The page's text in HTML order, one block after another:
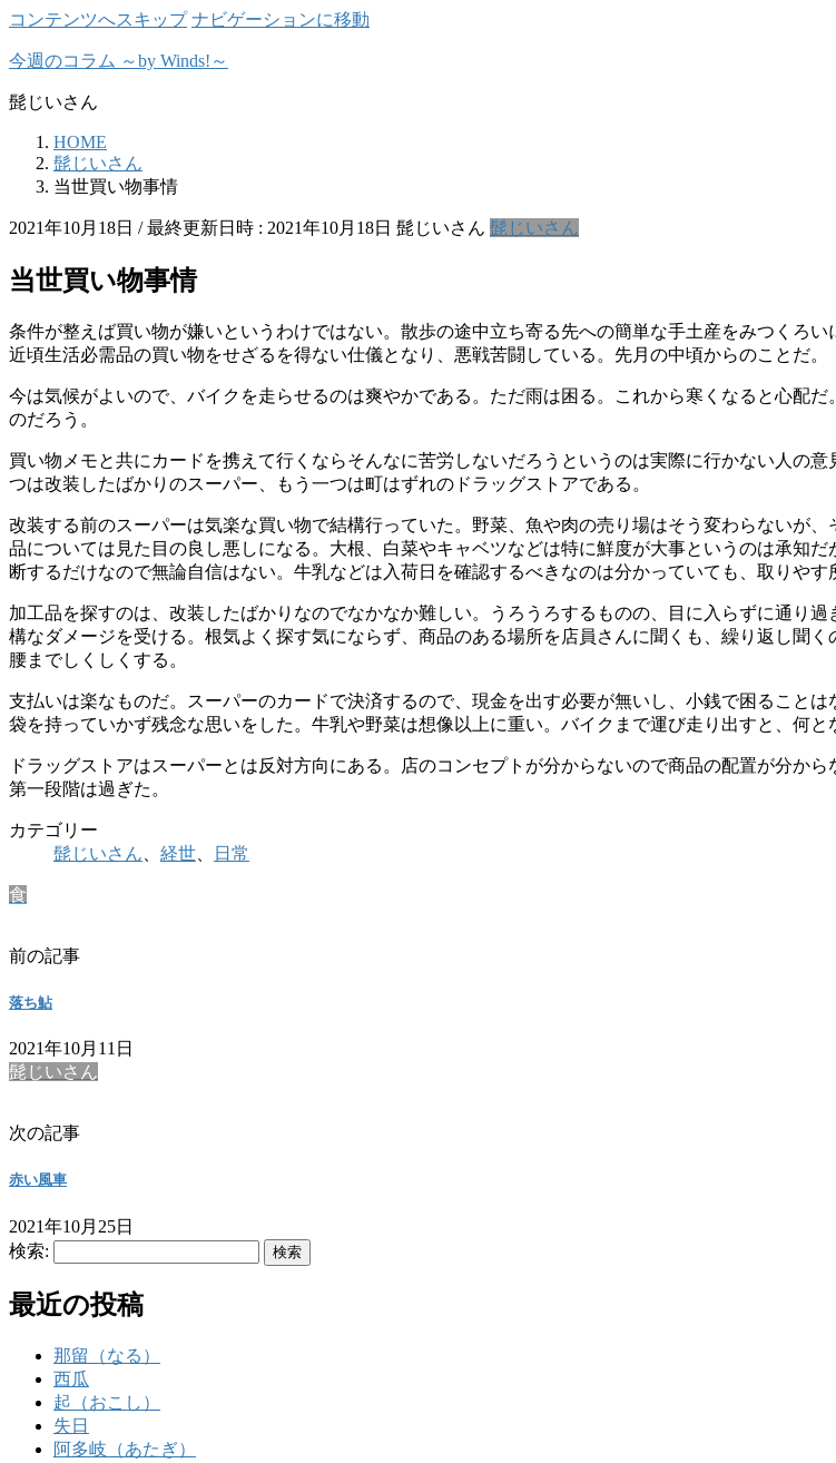
コンテンツへスキップ ナビゲーションに移動
今週のコラム ～by Winds!～
髭じいさん
HOME
髭じいさん
当世買い物事情
2021年10月18日 / 最終更新日時 : 2021年10月18日 髭じいさん 髭じいさん
当世買い物事情
条件が整えば買い物が嫌いというわけではない。散歩の途中立ち寄る先への簡単な手土産をみつくろ
近頃生活必需品の買い物をせざるを得ない仕儀となり、悪戦苦闘している。先月の中頃からのことだ。
今は気候がよいので、バイクを走らせるのは爽やかである。ただ雨は困る。これから寒くなると心配
のだろう。
買い物メモと共にカードを携えて行くならそんなに苦労しないだろうというのは実際に行かない人の
つは改装したばかりのスーパー、もう一つは町はずれのドラッグストアである。
改装する前のスーパーは気楽な買い物で結構行っていた。野菜、魚や肉の売り場はそう変わらないが
品については見た目の良し悪しになる。大根、白菜やキャベツなどは特に鮮度が大事というのは承知
断するだけなので無論自信はない。牛乳などは入荷日を確認するべきなのは分かっていても、取りやす
加工品を探すのは、改装したばかりなのでなかなか難しい。うろうろするものの、目に入らずに通り
構なダメージを受ける。根気よく探す気にならず、商品のある場所を店員さんに聞くも、繰り返し聞
腰までしくしくする。
支払いは楽なものだ。スーパーのカードで決済するので、現金を出す必要が無いし、小銭で困ること
袋を持っていかず残念な思いをした。牛乳や野菜は想像以上に重い。バイクまで運び走り出すと、何と
ドラッグストアはスーパーとは反対方向にある。店のコンセプトが分からないので商品の配置が分か
第一段階は過ぎた。 髭
カテゴリー
髭じいさん
経世 日常
食
前の記事
落ち鮎
2021年10月11日
髭じいさん
次の記事
赤い風車
2021年10月25日
検索:
最近の投稿
那留（なる）
西瓜
起（おこし）
失日
阿多岐（あたぎ）